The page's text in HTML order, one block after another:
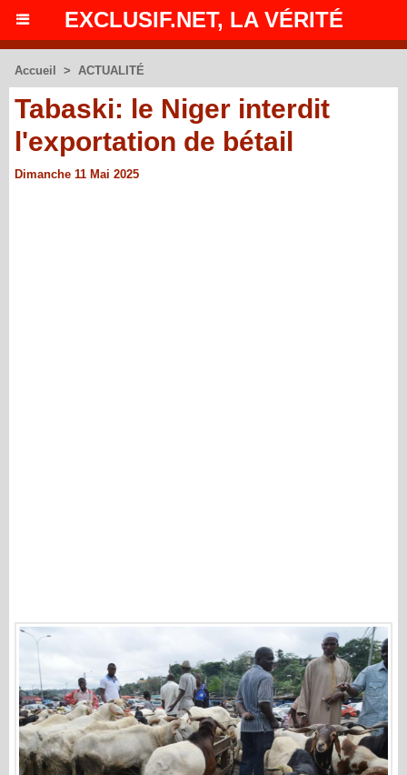
EXCLUSIF.NET, LA VÉRITÉ
Accueil > ACTUALITÉ
Tabaski: le Niger interdit
l'exportation de bétail
Dimanche 11 Mai 2025